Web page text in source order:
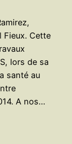
Fieux. Cette
lors de sa
santé au
A nos…